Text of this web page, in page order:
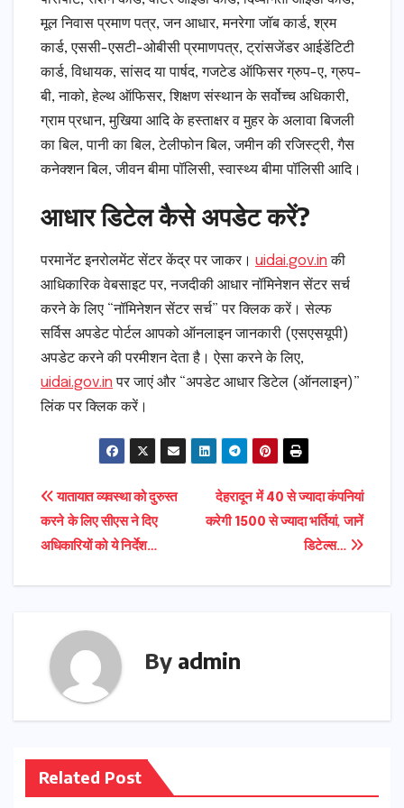
मूल निवास प्रमाण पत्र, जन आधार, मनरेगा जॉब कार्ड, श्रम
कार्ड, एससी-एसटी-ओबीसी प्रमाणपत्र, ट्रांसजेंडर आईडेंटिटी
कार्ड, विधायक, सांसद या पार्षद, गजटेड ऑफिसर ग्रुप-ए, ग्रुप-
बी, नाको, हेल्थ ऑफिसर, शिक्षण संस्थान के सर्वोच्च अधिकारी,
ग्राम प्रधान, मुखिया आदि के हस्ताक्षर व मुहर के अलावा बिजली
का बिल, पानी का बिल, टेलीफोन बिल, जमीन की रजिस्ट्री, गैस
कनेक्शन बिल, जीवन बीमा पॉलिसी, स्वास्थ्य बीमा पॉलिसी आदि।
आधार डिटेल कैसे अपडेट करें?
परमानेंट इनरोलमेंट सेंटर केंद्र पर जाकर। uidai.gov.in की
आधिकारिक वेबसाइट पर, नजदीकी आधार नॉमिनेशन सेंटर सर्च
करने के लिए “नॉमिनेशन सेंटर सर्च” पर क्लिक करें। सेल्फ
सर्विस अपडेट पोर्टल आपको ऑनलाइन जानकारी (एसएसयूपी)
अपडेट करने की परमीशन देता है। ऐसा करने के लिए,
uidai.gov.in पर जाएं और “अपडेट आधार डिटेल (ऑनलाइन)”
लिंक पर क्लिक करें।
Post
navigation
देहरादून में 40 से ज्यादा कंपनियां
करेगी 1500 से ज्यादा भर्तियां, जानें
डिटेल्स…
यातायात व्यवस्था को दुरुस्त
करने के लिए सीएस ने दिए
अधिकारियों को ये निर्देश…
By admin
Related Post